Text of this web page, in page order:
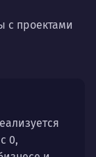
с проектами
0,